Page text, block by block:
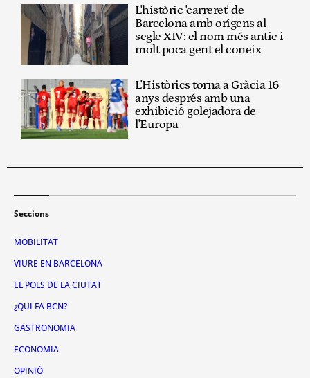
L'històric 'carreret' de
Barcelona amb orígens al
segle XIV: el nom més antic i
molt poca gent el coneix
L'Històrics torna a Gràcia 16
anys després amb una
exhibició golejadora de
l'Europa
Seccions
MOBILITAT
VIURE EN BARCELONA
EL POLS DE LA CIUTAT
¿QUI FA BCN?
GASTRONOMIA
ECONOMIA
OPINIÓ